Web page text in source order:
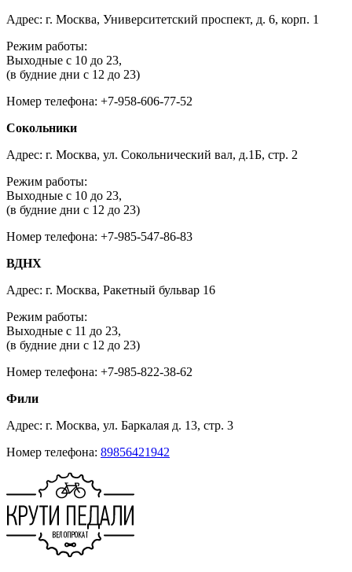
Адрес: г. Москва, Университетский проспект, д. 6, корп. 1
Режим работы:
Выходные с 10 до 23,
(в будние дни с 12 до 23)
Номер телефона: +7-958-606-77-52
Сокольники
Адрес: г. Москва, ул. Сокольнический вал, д.1Б, стр. 2
Режим работы:
Выходные с 10 до 23,
(в будние дни с 12 до 23)
Номер телефона: +7-985-547-86-83
ВДНХ
Адрес: г. Москва, Ракетный бульвар 16
Режим работы:
Выходные с 11 до 23,
(в будние дни с 12 до 23)
Номер телефона: +7-985-822-38-62
Фили
Адрес: г. Москва, ул. Баркалая д. 13, стр. 3
Номер телефона: 89856421942